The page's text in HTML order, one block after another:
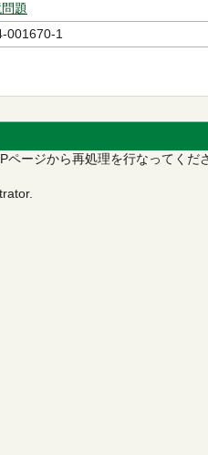
題
001670-1
ページから再処理を行なってくだ